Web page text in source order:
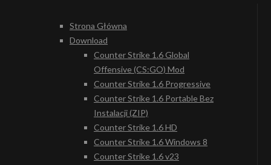
Strona Główna
Download
Counter Strike 1.6 Global
Offensive (CS:GO) Mod
Counter Strike 1.6 Progressive
Counter Strike 1.6 Portable Bez
Instalacji (ZIP)
Counter Strike 1.6 HD
Counter Strike 1.6 Windows 8
Counter Strike 1.6 v23